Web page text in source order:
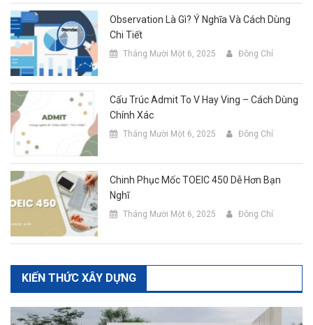
Observation Là Gì? Ý Nghĩa Và Cách Dùng
Chi Tiết
Tháng Mười Một 6, 2025 Đông Chí
Cấu Trúc Admit To V Hay Ving – Cách Dùng
Chính Xác
Tháng Mười Một 6, 2025 Đông Chí
Chinh Phục Mốc TOEIC 450 Dễ Hơn Bạn
Nghĩ
Tháng Mười Một 6, 2025 Đông Chí
KIẾN THỨC XÂY DỰNG